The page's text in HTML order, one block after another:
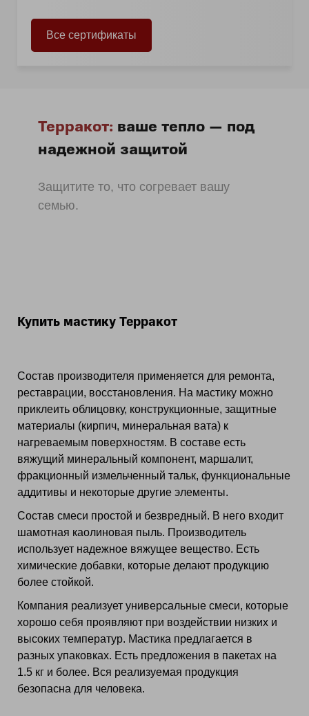
Все сертификаты
Терракот: ваше тепло — под
надежной защитой
Защитите то, что согревает вашу
семью.
Купить мастику Терракот
Состав производителя применяется для ремонта,
реставрации, восстановления. На мастику можно
приклеить облицовку, конструкционные, защитные
материалы (кирпич, минеральная вата) к
нагреваемым поверхностям. В составе есть
вяжущий минеральный компонент, маршалит,
фракционный измельченный тальк, функциональные
аддитивы и некоторые другие элементы.
Состав смеси простой и безвредный. В него входит
шамотная каолиновая пыль. Производитель
использует надежное вяжущее вещество. Есть
химические добавки, которые делают продукцию
более стойкой.
Компания реализует универсальные смеси, которые
хорошо себя проявляют при воздействии низких и
высоких температур. Мастика предлагается в
разных упаковках. Есть предложения в пакетах на
1.5 кг и более. Вся реализуемая продукция
безопасна для человека.